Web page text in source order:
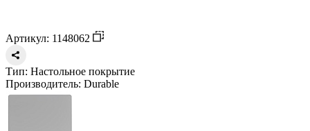
Артикул: 1148062
Тип: Настольное покрытие
Производитель: Durable